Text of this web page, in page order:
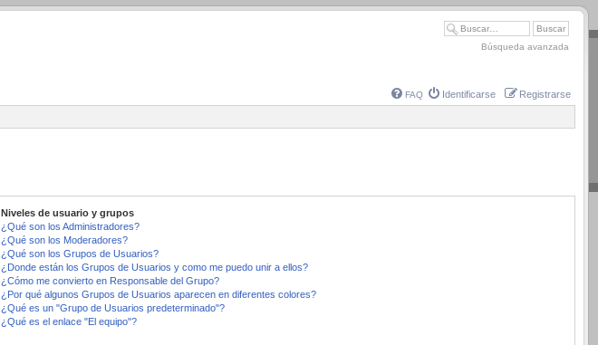
Búsqueda avanzada
FAQ Identificarse Registrarse
Niveles de usuario y grupos
¿Qué son los Administradores?
¿Qué son los Moderadores?
¿Qué son los Grupos de Usuarios?
¿Donde están los Grupos de Usuarios y como me puedo unir a ellos?
¿Cómo me convierto en Responsable del Grupo?
¿Por qué algunos Grupos de Usuarios aparecen en diferentes colores?
¿Qué es un "Grupo de Usuarios predeterminado"?
¿Qué es el enlace "El equipo"?